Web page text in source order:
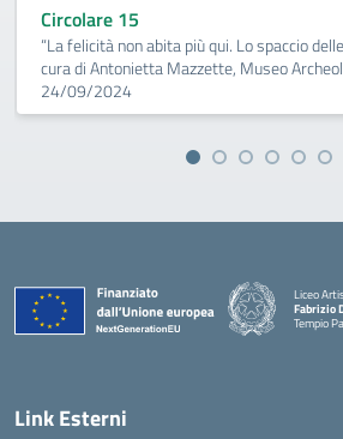
Circolare 15
“La felicità non abita più qui. Lo spaccio
cura di Antonietta Mazzette, Museo
24/09/2024
Liceo
Fabrizio
Tempio
— Visita
Link Esterni